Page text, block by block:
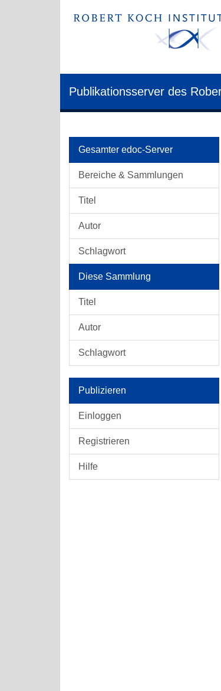
Publikationsserver des
Gesamter edoc-Server
Bereiche & Sammlungen
Titel
Autor
Schlagwort
Diese Sammlung
Titel
Autor
Schlagwort
Publizieren
Einloggen
Registrieren
Hilfe